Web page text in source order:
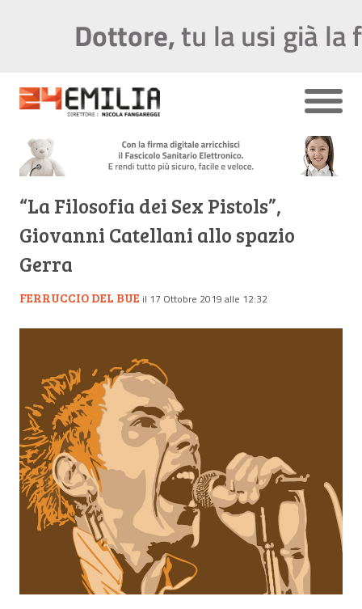
“La Filosofia dei Sex Pistols”,
Giovanni Catellani allo spazio
Gerra
FERRUCCIO DEL BUE il 17 Ottobre 2019 alle 12:32